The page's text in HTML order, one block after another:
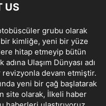
US
grubu olarak
bir kimliğe, yeni bir yüze
hitap etmeyip bütün
Ulaşım Dünyası adı
revizyonla devam etmiştir.
yeni bir çağ başlatarak
site olarak, İlkeli haber